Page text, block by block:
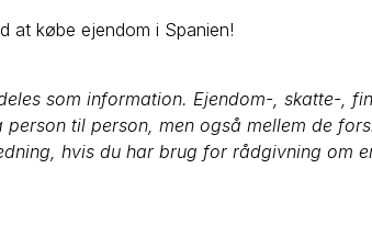
at købe ejendom i Spanien!
som information. Ejendom-, skatte-,
til person, men også mellem de
hvis du har brug for rådgivning om